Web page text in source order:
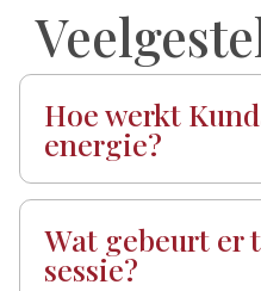
Hoe werkt
energie?
Wat gebeurt er
sessie?